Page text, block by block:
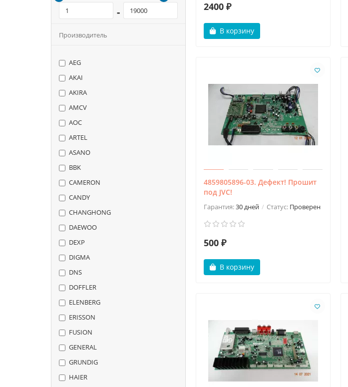
-
Производитель
AEG
AKAI
AKIRA
AMCV
AOC
ARTEL
ASANO
BBK
CAMERON
CANDY
CHANGHONG
DAEWOO
DEXP
DIGMA
DNS
DOFFLER
ELENBERG
ERISSON
FUSION
GENERAL
GRUNDIG
HAIER
2400 ₽
В корзину
4859805896-03. Дефект! Прошит
под JVC!
Гарантия:30 дней Статус: Проверен
500 ₽
В корзину